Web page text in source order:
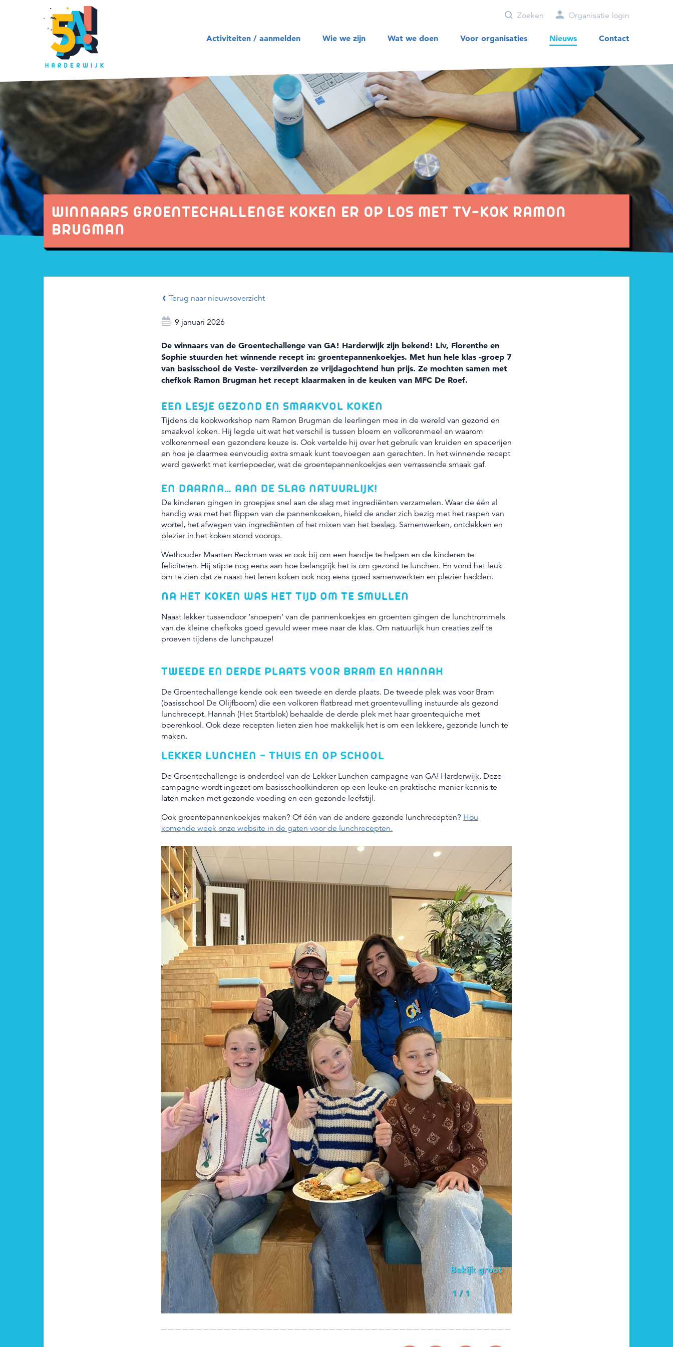
Activiteiten / aanmelden Wie we zijn Wat we doen Voor organisaties Nieuws Contact
Zoeken Organisatie login
WINNAARS GROENTECHALLENGE KOKEN ER OP LOS MET TV-KOK RAMON
BRUGMAN
Terug naar nieuwsoverzicht
9 januari 2026
De winnaars van de Groentechallenge van GA! Harderwijk zijn bekend! Liv, Florenthe en
Sophie stuurden het winnende recept in: groentepannenkoekjes. Met hun hele klas -groep 7
van basisschool de Veste- verzilverden ze vrijdagochtend hun prijs. Ze mochten samen met
chefkok Ramon Brugman het recept klaarmaken in de keuken van MFC De Roef.
EEN LESJE GEZOND EN SMAAKVOL KOKEN
Tijdens de kookworkshop nam Ramon Brugman de leerlingen mee in de wereld van gezond en
smaakvol koken. Hij legde uit wat het verschil is tussen bloem en volkorenmeel en waarom
volkorenmeel een gezondere keuze is. Ook vertelde hij over het gebruik van kruiden en specerijen
en hoe je daarmee eenvoudig extra smaak kunt toevoegen aan gerechten. In het winnende recept
werd gewerkt met kerriepoeder, wat de groentepannenkoekjes een verrassende smaak gaf.
EN DAARNA… AAN DE SLAG NATUURLIJK!
De kinderen gingen in groepjes snel aan de slag met ingrediënten verzamelen. Waar de één al
handig was met het flippen van de pannenkoeken, hield de ander zich bezig met het raspen van
wortel, het afwegen van ingrediënten of het mixen van het beslag. Samenwerken, ontdekken en
plezier in het koken stond voorop.
Wethouder Maarten Reckman was er ook bij om een handje te helpen en de kinderen te
feliciteren. Hij stipte nog eens aan hoe belangrijk het is om gezond te lunchen. En vond het leuk
om te zien dat ze naast het leren koken ook nog eens goed samenwerkten en plezier hadden.
NA HET KOKEN WAS HET TIJD OM TE SMULLEN
Naast lekker tussendoor ‘snoepen’ van de pannenkoekjes en groenten gingen de lunchtrommels
van de kleine chefkoks goed gevuld weer mee naar de klas. Om natuurlijk hun creaties zelf te
proeven tijdens de lunchpauze!
TWEEDE EN DERDE PLAATS VOOR BRAM EN HANNAH
De Groentechallenge kende ook een tweede en derde plaats. De tweede plek was voor Bram
(basisschool De Olijfboom) die een volkoren flatbread met groentevulling instuurde als gezond
lunchrecept. Hannah (Het Startblok) behaalde de derde plek met haar groentequiche met
boerenkool. Ook deze recepten lieten zien hoe makkelijk het is om een lekkere, gezonde lunch te
maken.
LEKKER LUNCHEN – THUIS EN OP SCHOOL
De Groentechallenge is onderdeel van de Lekker Lunchen campagne van GA! Harderwijk. Deze
campagne wordt ingezet om basisschoolkinderen op een leuke en praktische manier kennis te
laten maken met gezonde voeding en een gezonde leefstijl.
Ook groentepannenkoekjes maken? Of één van de andere gezonde lunchrecepten? Hou
komende week onze website in de gaten voor de lunchrecepten.
Bekijk groot
1/ 1